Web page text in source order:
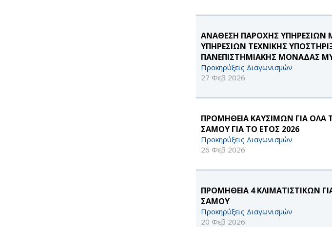
ΑΝΑΘΕΣΗ ΠΑΡΟΧΗΣ ΥΠΗΡΕΣΙΩΝ
ΥΠΗΡΕΣΙΩΝ ΤΕΧΝΙΚΗΣ
ΠΑΝΕΠΙΣΤΗΜΙΑΚΗΣ ΜΟΝΑΔΑΣ
Προκηρύξεις Διαγωνισμών
27 Φεβ 2026
ΠΡΟΜΗΘΕΙΑ ΚΑΥΣΙΜΩΝ ΓΙΑ
ΣΑΜΟΥ ΓΙΑ ΤΟ ΕΤΟΣ 2026
Προκηρύξεις Διαγωνισμών
26 Φεβ 2026
ΠΡΟΜΗΘΕΙΑ 4 ΚΛΙΜΑΤΙΣΤΙΚΩΝ
ΣΑΜΟΥ
Προκηρύξεις Διαγωνισμών
20 Φεβ 2026